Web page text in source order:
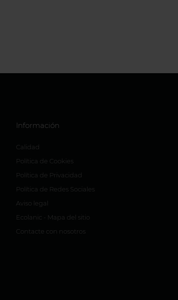
Información
Calidad
Política de Cookies
Política de Privacidad
Política de Redes Sociales
Aviso legal
Ecolanic - Mapa del sitio
Contacte con nosotros